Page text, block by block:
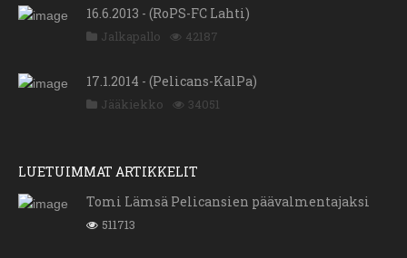
16.6.2013 - (RoPS-FC Lahti)
Jalkapallo 42187
17.1.2014 - (Pelicans-KalPa)
Jääkiekko 34051
LUETUIMMAT ARTIKKELIT
Tomi Lämsä Pelicansien päävalmentajaksi
511713